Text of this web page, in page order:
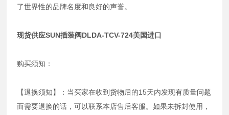
了世界性的品牌名度和良好的声誉。
现货供应SUN插装阀DLDA-TCV-724美国进口
购买须知：
【退换须知】：当买家在收到货物后的15天内发现有质量问题
而需要退换的话，可以联系本店售后客服。如果未拆封使用，